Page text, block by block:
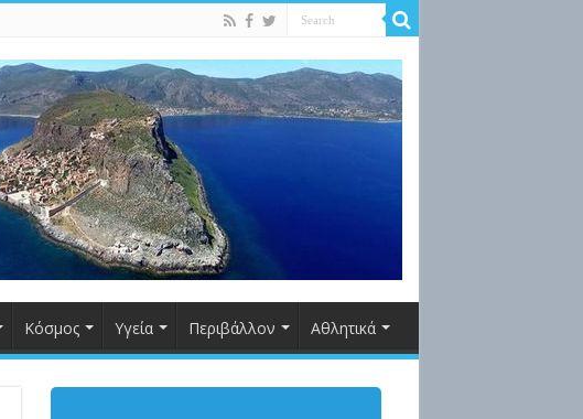
Κόσμος Υγεία Περιβάλλον Αθλητικά